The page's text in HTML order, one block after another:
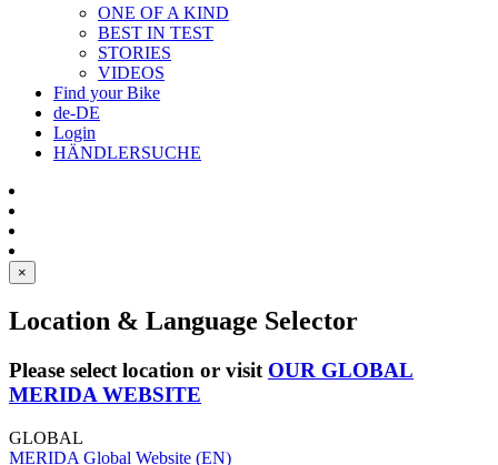
ONE OF A KIND
BEST IN TEST
STORIES
VIDEOS
Find your Bike
de-DE
Login
HÄNDLERSUCHE
×
Location & Language Selector
Please select location or visit OUR GLOBAL
MERIDA WEBSITE
GLOBAL
MERIDA Global Website (EN)